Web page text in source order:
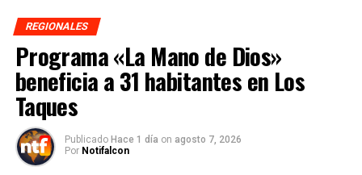
REGIONALES
Programa «La Mano de Dios»
beneficia a 31 habitantes en Los
Taques
Publicado Hace 1 día on agosto 7, 2026
Por Notifalcon